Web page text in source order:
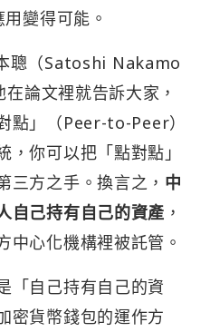
變得可能。
聰（Satoshi Nakamo
論文裡就告訴大家，
點」（Peer-to-Peer）
你可以把「點對點」
三方之手。換言之， 中
自己持有自己的資產 ，
中心化機構裡被託管。
「自己持有自己的資
密貨幣錢包的運作方